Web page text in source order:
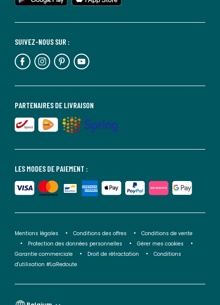
LES MODES DE PAIEMENT :
PARTENAIRES DE LIVRAISON
SUIVEZ-NOUS SUR :
Mentions légales Conditions des offres
Conditions de vente
Protection des données personnelles
Gérer mes cookies
Garantie commerciale
Droit de rétractation
Conditions
d'utilisation #LaRedoute